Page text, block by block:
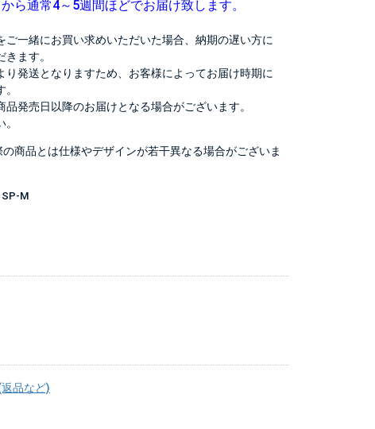
ら通常4～5週間ほどでお届け致します。
ご一緒にお買い求めいただいた場合、納期の遅い方に
ます。
り発送となりますため、お客様によってお届け時期に
品発売日以降のお届けとなる場合がございます。
商品とは仕様やデザインが若干異なる場合がございま
M
品など)